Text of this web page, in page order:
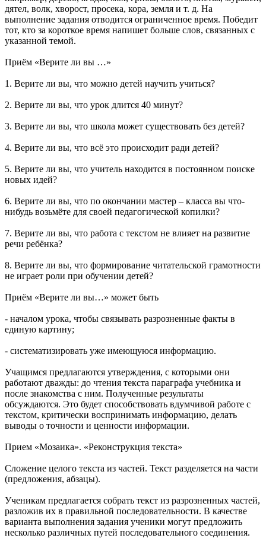
дятел, волк, хворост, просека, кора, земля и т. д. На
выполнение задания отводится ограниченное время. Победит
тот, кто за короткое время напишет больше слов, связанных с
указанной темой.
Приём «Верите ли вы …»
1. Верите ли вы, что можно детей научить учиться?
2. Верите ли вы, что урок длится 40 минут?
3. Верите ли вы, что школа может существовать без детей?
4. Верите ли вы, что всё это происходит ради детей?
5. Верите ли вы, что учитель находится в постоянном поиске
новых идей?
6. Верите ли вы, что по окончании мастер – класса вы что-
нибудь возьмёте для своей педагогической копилки?
7. Верите ли вы, что работа с текстом не влияет на развитие
речи ребёнка?
8. Верите ли вы, что формирование читательской грамотности
не играет роли при обучении детей?
Приём «Верите ли вы…» может быть
- началом урока, чтобы связывать разрозненные факты в
единую картину;
- систематизировать уже имеющуюся информацию.
Учащимся предлагаются утверждения, с которыми они
работают дважды: до чтения текста параграфа учебника и
после знакомства с ним. Полученные результаты
обсуждаются. Это будет способствовать вдумчивой работе с
текстом, критически воспринимать информацию, делать
выводы о точности и ценности информации.
Прием «Мозаика». «Реконструкция текста»
Сложение целого текста из частей. Текст разделяется на части
(предложения, абзацы).
Ученикам предлагается собрать текст из разрозненных частей,
разложив их в правильной последовательности. В качестве
варианта выполнения задания ученики могут предложить
несколько различных путей последовательного соединения.